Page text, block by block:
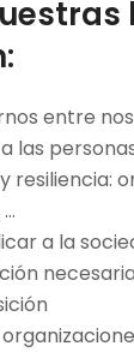
entre
las
resiliencia:
a la